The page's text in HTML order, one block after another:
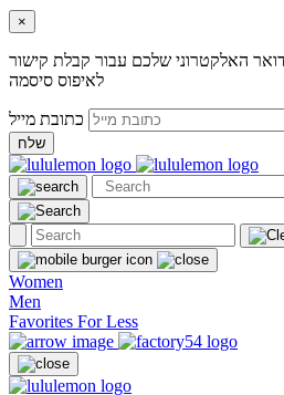
×
האלקטרוני שלכם עבור קבלת קישור
לאיפוס סיסמה
שלח
Women
Men
Favorites For Less